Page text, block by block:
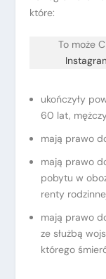
które:
To może
ukończyły
60 lat,
mają prawo
mają prawo
pobytu w
renty
mają prawo
ze służbą
którego